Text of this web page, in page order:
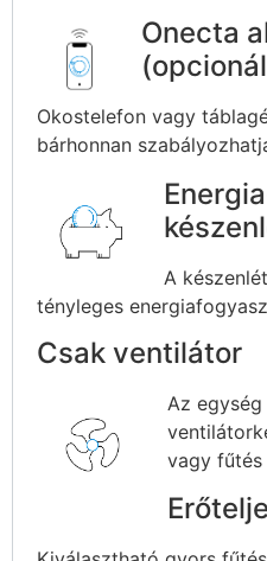
Onecta
Okostelefon vagy
bárhonnan
A
tényleges
Csak ventilátor
Az
vagy fűtés